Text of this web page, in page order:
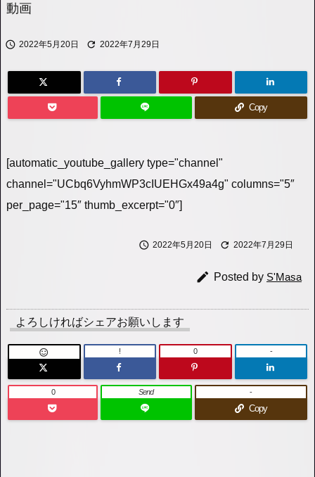
動画
 2022年5月20日  2022年7月29日
Copy
[automatic_youtube_gallery type="channel"
channel="UCbq6VyhmWP3cIUEHGx49a4g" columns="5″
per_page="15″ thumb_excerpt="0″]
 2022年5月20日  2022年7月29日
 Posted by S'Masa
よろしければシェアお願いします
 ! 0 -
0 Send
Copy
-